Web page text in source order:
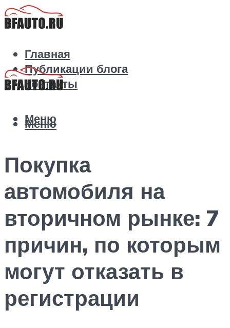
Главная
Публикации блога
Контакты
Меню
Меню
Покупка
автомобиля на
вторичном рынке: 7
причин, по которым
могут отказать в
регистрации